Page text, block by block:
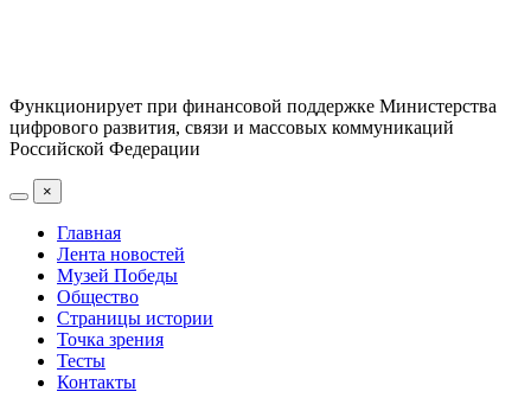
Функционирует при финансовой поддержке Министерства
цифрового развития, связи и массовых коммуникаций
Российской Федерации
×
Главная
Лента новостей
Музей Победы
Общество
Страницы истории
Точка зрения
Тесты
Контакты